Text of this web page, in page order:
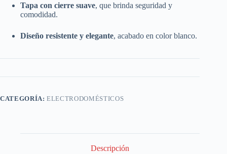
Tapa con cierre suave, que brinda seguridad y
comodidad.
Diseño resistente y elegante, acabado en color blanco.
CATEGORÍA:ELECTRODOMÉSTICOS
Descripción